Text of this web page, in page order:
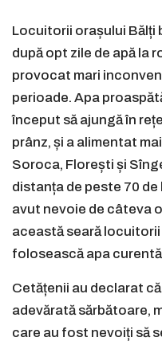
Locuitorii orașului Bălți
după opt zile de apă la
provocat mari
perioade. Apa
început să ajungă în
prânz, și a alimentat
Soroca, Florești și
distanța de peste 70 de
avut nevoie de câteva
această seară
folosească apa
Cetățenii au declarat
adevărată sărbătoare,
care au fost nevoiți să